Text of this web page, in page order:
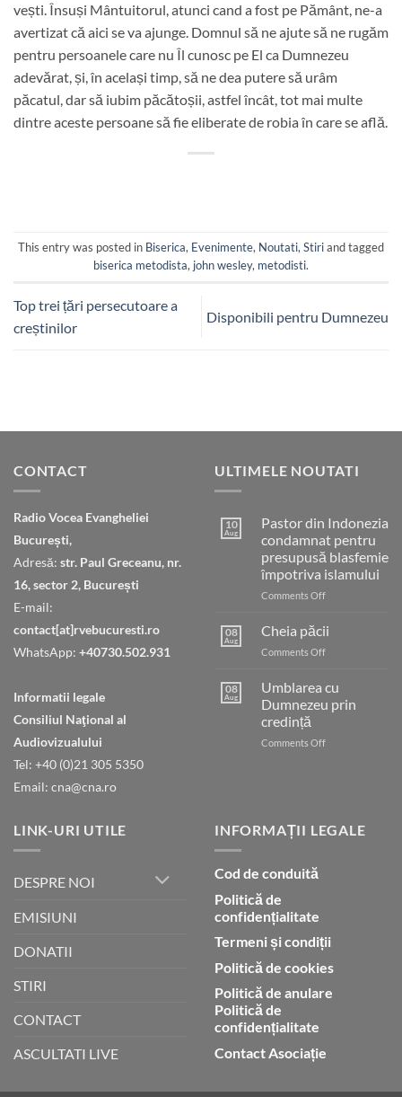
vești. Însuși Mântuitorul, atunci cand a fost pe Pământ, ne-a
avertizat că aici se va ajunge. Domnul să ne ajute să ne rugăm
pentru persoanele care nu Îl cunosc pe El ca Dumnezeu
adevărat, și, în același timp, să ne dea putere să urâm
păcatul, dar să iubim păcătoșii, astfel încât, tot mai multe
dintre aceste persoane să fie eliberate de robia în care se află.
This entry was posted in Biserica, Evenimente, Noutati,Stiriand tagged
biserica metodista, john wesley, metodisti.
Top trei țări persecutoare a
creștinilor
Disponibili pentru Dumnezeu
CONTACT
Radio Vocea Evangheliei
București,
Adresă: str. Paul Greceanu, nr.
16, sector 2, București
E-mail:
contact[at]rvebucuresti.ro
WhatsApp: +40730.502.931
Informatii legale
Consiliul Naţional al
Audiovizualului
Tel: +40 (0)21 305 5350
Email: cna@cna.ro
ULTIMELE NOUTATI
10
Aug
Pastor din Indonezia
condamnat pentru
presupusă blasfemie
împotriva islamului
Comments Offon
din
Indonezia
condamnat
presupusă
blasfemie
împotriva
08
Aug
Cheia păcii
Comments Offon
08
Aug
Umblarea cu
Dumnezeu prin
credință
Comments Offon
LINK-URI UTILE
DESPRE NOI
EMISIUNI
DONATII
STIRI
CONTACT
ASCULTATI LIVE
INFORMAȚII LEGALE
Cod de conduită
Politică de
confidențialitate
Termeni și condiții
Politică de cookies
Politică de anulare
Politică de
confidențialitate
Contact Asociație